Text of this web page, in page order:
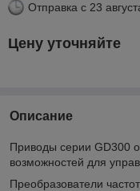
Отправка с 23
Цену уточняйте
Описание
Приводы серии GD300
возможностей для
Преобразователи